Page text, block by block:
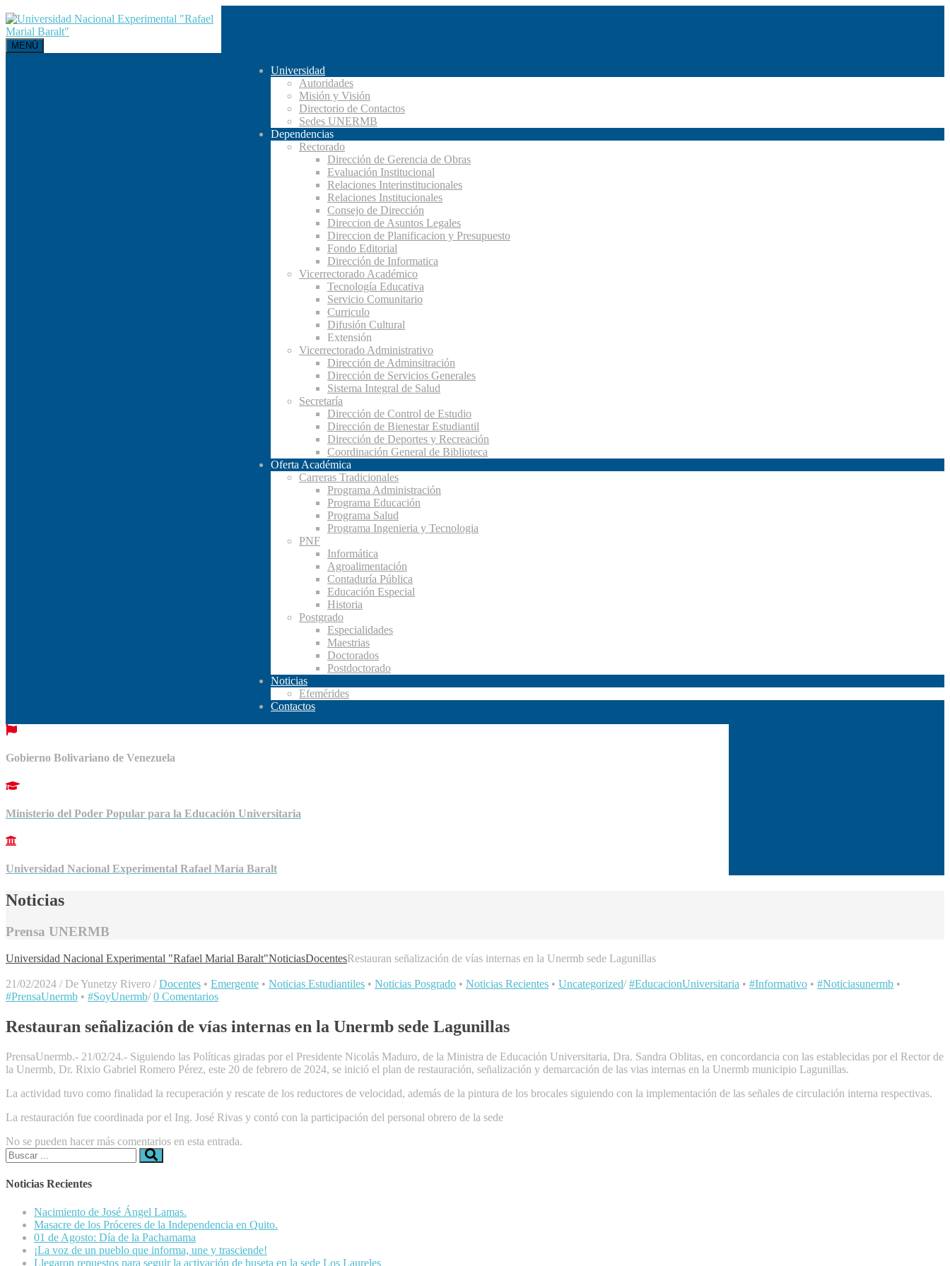
MENÚ
Universidad
Autoridades
Misión y Visión
Directorio de Contactos
Sedes UNERMB
Dependencias
Rectorado
Dirección de Gerencia de Obras
Evaluación Institucional
Relaciones Interinstitucionales
Relaciones Institucionales
Consejo de Dirección
Direccion de Asuntos Legales
Direccion de Planificacion y Presupuesto
Fondo Editorial
Dirección de Informatica
Vicerrectorado Académico
Tecnología Educativa
Servicio Comunitario
Curriculo
Difusión Cultural
Extensión
Vicerrectorado Administrativo
Dirección de Adminsitración
Dirección de Servicios Generales
Sistema Integral de Salud
Secretaría
Dirección de Control de Estudio
Dirección de Bienestar Estudiantil
Dirección de Deportes y Recreación
Coordinación General de Biblioteca
Oferta Académica
Carreras Tradicionales
Programa Administración
Programa Educación
Programa Salud
Programa Ingenieria y Tecnologia
PNF
Informática
Agroalimentación
Contaduría Pública
Educación Especial
Historia
Postgrado
Especialidades
Maestrias
Doctorados
Postdoctorado
Noticias
Efemérides
Contactos
Gobierno Bolivariano de Venezuela
Ministerio del Poder Popular para la Educación Universitaria
Universidad Nacional Experimental Rafael María Baralt
Noticias
Prensa UNERMB
Universidad Nacional Experimental "Rafael Marial Baralt"NoticiasDocentesRestauran señalización de vías internas en la Unermb sede Lagunillas
21/02/2024 / De Yunetzy Rivero / Docentes • Emergente • Noticias Estudiantiles • Noticias Posgrado • Noticias Recientes • Uncategorized/ #EducacionUniversitaria • #Informativo • #Noticiasunermb •
#PrensaUnermb • #SoyUnermb/ 0 Comentarios
Restauran señalización de vías internas en la Unermb sede Lagunillas
PrensaUnermb.- 21/02/24.- Siguiendo las Políticas giradas por el Presidente Nicolás Maduro, de la Ministra de Educación Universitaria, Dra. Sandra Oblitas, en concordancia con las establecidas por el Rector de
la Unermb, Dr. Rixio Gabriel Romero Pérez, este 20 de febrero de 2024, se inició el plan de restauración, señalización y demarcación de las vias internas en la Unermb municipio Lagunillas.
La actividad tuvo como finalidad la recuperación y rescate de los reductores de velocidad, además de la pintura de los brocales siguiendo con la implementación de las señales de circulación interna respectivas.
La restauración fue coordinada por el Ing. José Rivas y contó con la participación del personal obrero de la sede
No se pueden hacer más comentarios en esta entrada.
Buscar:
Noticias Recientes
Nacimiento de José Ángel Lamas.
Masacre de los Próceres de la Independencia en Quito.
01 de Agosto: Día de la Pachamama
¡La voz de un pueblo que informa, une y trasciende!
Llegaron repuestos para seguir la activación de buseta en la sede Los Laureles